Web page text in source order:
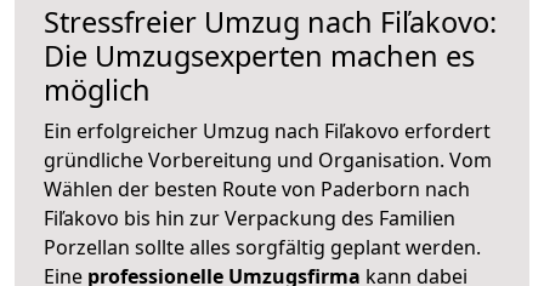
Stressfreier Umzug nach Fiľakovo:
Die Umzugsexperten machen es
möglich
Ein erfolgreicher Umzug nach Fiľakovo erfordert
gründliche Vorbereitung und Organisation. Vom
Wählen der besten Route von Paderborn nach
Fiľakovo bis hin zur Verpackung des Familien
Porzellan sollte alles sorgfältig geplant werden.
Eine professionelle Umzugsfirma kann dabei